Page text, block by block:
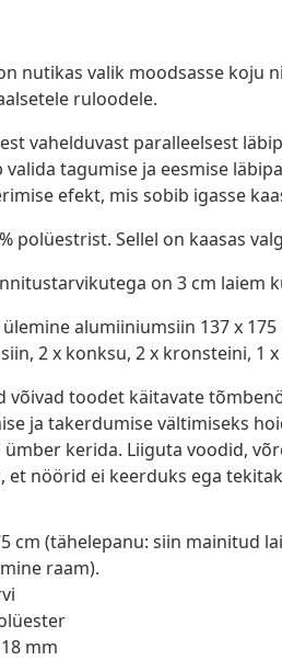
nutikas valik moodsasse koju
ruloodele.
vahelduvast paralleelsest
tagumise ja eesmise
efekt, mis sobib igasse
polüestrist. Sellel on kaasas
on 3 cm laiem
alumiiniumsiin 137 x
2 x konksu, 2 x kronsteini, 1
võivad toodet käitavate
ja takerdumise vältimiseks
kerida. Liiguta voodid,
et nöörid ei keerduks ega
cm (tähelepanu: siin mainitud
raam).
mm